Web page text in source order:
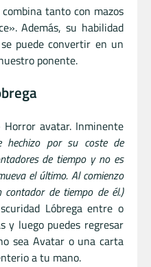
tanto con mazos
Además, su habilidad
puede convertir en un
ponente.
avatar. Inminente
hechizo por su coste de
de tiempo y no es
el último. Al comienzo
de tiempo de él.)
Lóbrega entre o
y luego puedes regresar
sea Avatar o una carta
a tu mano.